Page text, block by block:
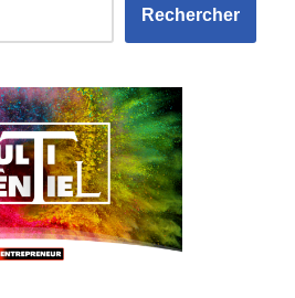
Rechercher